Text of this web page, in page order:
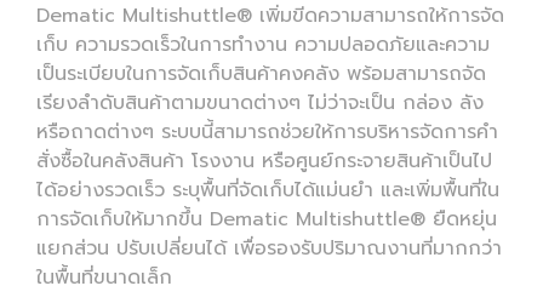
Dematic Multishuttle® เพิ่มขีดความสามารถให้การจัด
เก็บ ความรวดเร็วในการทำงาน ความปลอดภัยและความ
เป็นระเบียบในการจัดเก็บสินค้าคงคลัง พร้อมสามารถจัด
เรียงลำดับสินค้าตามขนาดต่างๆ ไม่ว่าจะเป็น กล่อง ลัง
หรือถาดต่างๆ ระบบนี้สามารถช่วยให้การบริหารจัดการคำ
สั่งซื้อในคลังสินค้า โรงงาน หรือศูนย์กระจายสินค้าเป็นไป
ได้อย่างรวดเร็ว ระบุพื้นที่จัดเก็บได้แม่นยำ และเพิ่มพื้นที่ใน
การจัดเก็บให้มากขึ้น Dematic Multishuttle® ยืดหยุ่น
แยกส่วน ปรับเปลี่ยนได้ เพื่อรองรับปริมาณงานที่มากกว่า
ในพื้นที่ขนาดเล็ก